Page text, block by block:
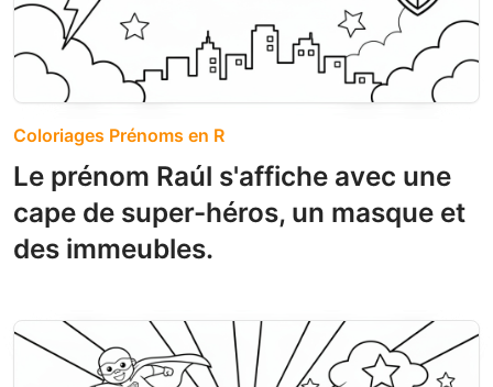
Coloriages Prénoms en R
Le prénom Raúl s'affiche avec une
cape de super-héros, un masque et
des immeubles.